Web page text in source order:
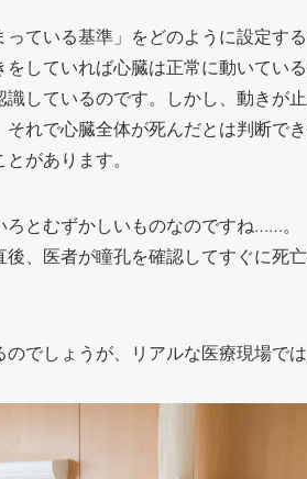
ている基準」をどのように設定す
していれば心臓は正常に動いてい
しているのです。しかし、動きが
れで心臓全体が死んだとは判断でき
があります。
とむずかしいものなのですね……。
、医者が瞳孔を確認してすぐに死
でしょうが、リアルな医療現場で